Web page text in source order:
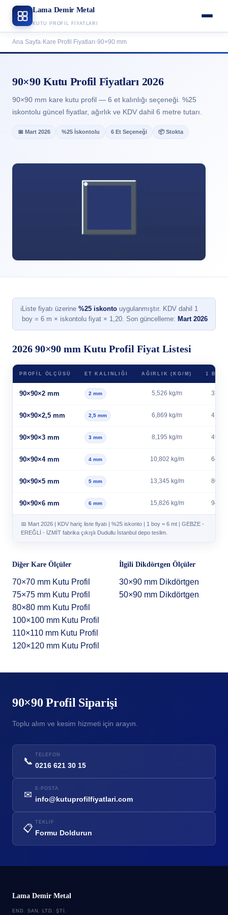
Lama Demir Metal
KUTU PROFIL FIYATLARI
Ana Sayfa› Kare Profil Fiyatları›90×90 mm
90×90 Kutu Profil Fiyatları 2026
90×90 mm kare kutu profil — 6 et kalınlığı seçeneği. %25
iskontolu güncel fiyatlar, ağırlık ve KDV dahil 6 metre tutarı.
📅 Mart 2026 %25 İskontolu 6 Et Seçeneği 📦 Stokta
ℹListe fiyatı üzerine %25 iskonto uygulanmıştır. KDV dahil 1
boy = 6 m × iskontolu fiyat × 1,20. Son güncelleme: Mart 2026
2026 90×90 mm Kutu Profil Fiyat Listesi
PROFIL ÖLÇÜSÜ ET KALINLIĞI AĞIRLIK (KG/M) 1 BOY
90×90×2 mm 2 mm 5,526 kg/m 33,16
90×90×2,5 mm 2,5 mm 6,869 kg/m 41,21
90×90×3 mm 3 mm 8,195 kg/m 49,17
90×90×4 mm 4 mm 10,802 kg/m 64,81
90×90×5 mm 5 mm 13,345 kg/m 80,07
90×90×6 mm 6 mm 15,826 kg/m 94,96
📅 Mart 2026 | KDV hariç liste fiyatı | %25 iskonto | 1 boy = 6 mt | GEBZE -
EREĞLİ - İZMİT fabrika çıkışlı Dudullu İstanbul depo teslim.
Diğer Kare Ölçüler
70×70 mm Kutu Profil
75×75 mm Kutu Profil
80×80 mm Kutu Profil
100×100 mm Kutu Profil
110×110 mm Kutu Profil
120×120 mm Kutu Profil
İlgili Dikdörtgen Ölçüler
30×90 mm Dikdörtgen
50×90 mm Dikdörtgen
90×90 Profil Siparişi
Toplu alım ve kesim hizmeti için arayın.
📞
TELEFON
0216 621 30 15
✉
E-POSTA
info@kutuprofilfiyatlari.com
📋
TEKLIF
Formu Doldurun
Lama Demir Metal
END. SAN. LTD. ŞTI.